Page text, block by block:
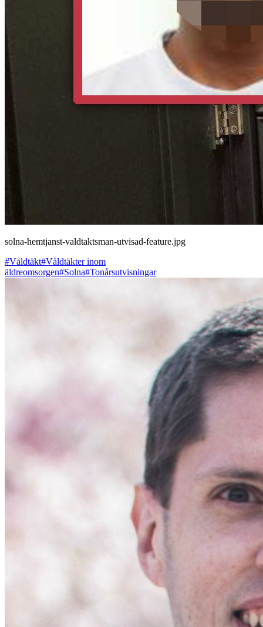
solna-hemtjanst-valdtaktsman-utvisad-feature.jpg
#Våldtäkt#Våldtäkter inom
äldreomsorgen#Solna#Tonårsutvisningar